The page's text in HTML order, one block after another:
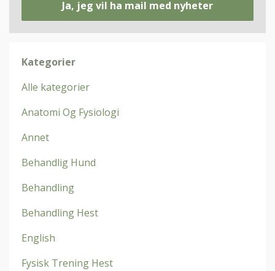
Ja, jeg vil ha mail med nyheter
Kategorier
Alle kategorier
Anatomi Og Fysiologi
Annet
Behandlig Hund
Behandling
Behandling Hest
English
Fysisk Trening Hest